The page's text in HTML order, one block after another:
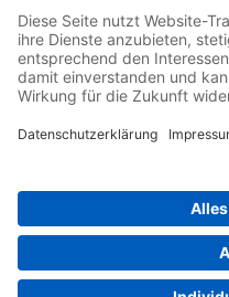
Follow us on...
Home AGB Impressum
Yaskawa Europe GmbH